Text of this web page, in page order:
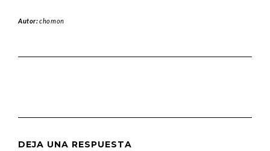
Autor:chomon
DEJA UNA RESPUESTA